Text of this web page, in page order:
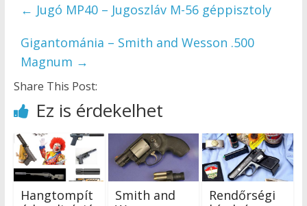
← Jugó MP40 – Jugoszláv M-56 géppisztoly
Gigantománia – Smith and Wesson .500
Magnum →
Share This Post:
Ez is érdekelhet
Hangtompít
Smith and
Rendőrségi